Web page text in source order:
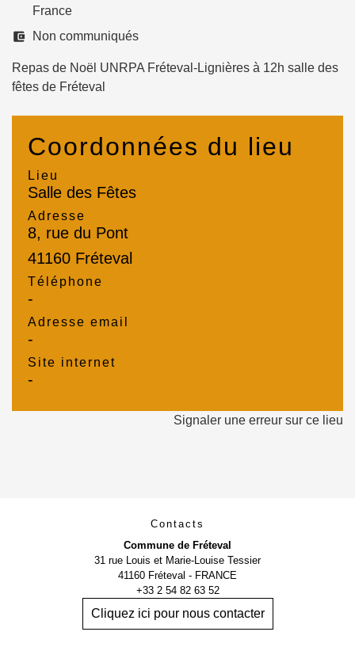
France
account_balance_wallet Non communiqués
Repas de Noël UNRPA Fréteval-Lignières à 12h salle des
fêtes de Fréteval
Coordonnées du lieu
Lieu
Salle des Fêtes
Adresse
8, rue du Pont
41160 Fréteval
Téléphone
-
Adresse email
-
Site internet
-
Signaler une erreur sur ce lieu
Contacts
Commune de Fréteval
31 rue Louis et Marie-Louise Tessier
41160 Fréteval - FRANCE
+33 2 54 82 63 52
Cliquez ici pour nous contacter